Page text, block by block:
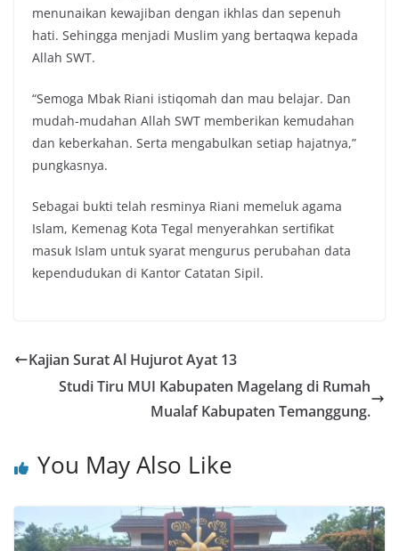
menunaikan kewajiban dengan ikhlas dan sepenuh
hati. Sehingga menjadi Muslim yang bertaqwa kepada
Allah SWT.
“Semoga Mbak Riani istiqomah dan mau belajar. Dan
mudah-mudahan Allah SWT memberikan kemudahan
dan keberkahan. Serta mengabulkan setiap hajatnya,”
pungkasnya.
Sebagai bukti telah resminya Riani memeluk agama
Islam, Kemenag Kota Tegal menyerahkan sertifikat
masuk Islam untuk syarat mengurus perubahan data
kependudukan di Kantor Catatan Sipil.
Kajian Surat Al Hujurot Ayat 13
Studi Tiru MUI Kabupaten Magelang di Rumah
Mualaf Kabupaten Temanggung.
You May Also Like